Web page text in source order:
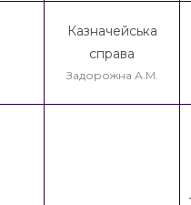
Казначейська
справа
Задорожна А.М.